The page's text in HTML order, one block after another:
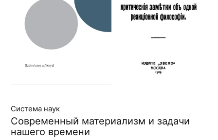
Система наук
Современный материализм и задачи
нашего времени